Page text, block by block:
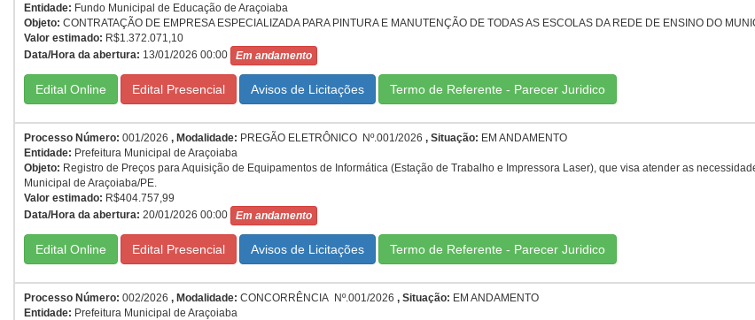
Entidade: Fundo Municipal de Educação de Araçoiaba
Objeto: CONTRATAÇÃO DE EMPRESA ESPECIALIZADA PARA PINTURA E MANUTENÇÃO DE TODAS AS ESCOLAS DA REDE DE ENSINO DO
Valor estimado: R$1.372.071,10
Data/Hora da abertura: 13/01/2026 00:00 Em andamento
Edital Online Edital Presencial Termo de Referente - Parecer Juridico
Processo Número: 001/2026 , Modalidade: PREGÃO ELETRÔNICO Nº.001/2026 , Situação: EM ANDAMENTO
Entidade: Prefeitura Municipal de Araçoiaba
Objeto: Registro de Preços para Aquisição de Equipamentos de Informática (Estação de Trabalho e Impressora Laser), que visa atender as
Municipal de Araçoiaba/PE.
Valor estimado: R$404.757,99
Data/Hora da abertura: 20/01/2026 00:00 Em andamento
Edital Online Edital Presencial Termo de Referente - Parecer Juridico
Processo Número: 002/2026 , Modalidade: CONCORRÊNCIA Nº.001/2026 , Situação: EM ANDAMENTO
Entidade: Prefeitura Municipal de Araçoiaba